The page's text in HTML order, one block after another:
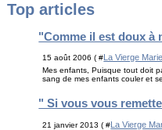
Top articles
"Comme il est doux à
15 août 2006 ( # La Vierge Marie
Mes enfants, Puisque tout doit
sang de mes enfants couler et
" Si vous vous
21 janvier 2013 ( #La Vierge